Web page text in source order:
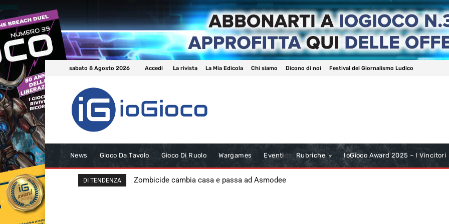
sabato 8 Agosto 2026 Accedi La rivista La Mia Edicola Chi siamo Dicono di noi Festival del Giornalismo Ludico
News Gioco Da Tavolo Gioco Di Ruolo Wargames Eventi Rubriche IoGioco Award 2025 – I Vincitori
DI TENDENZA Zombicide cambia casa e passa ad Asmodee